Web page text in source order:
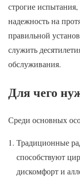
строгие испытания,
надежность на
правильной
служить
обслуживания.
Для чего
Среди основных
Традиционные
способствуют
дискомфорт и